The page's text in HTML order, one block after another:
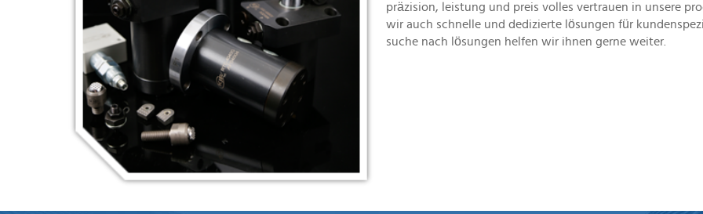
präzision, leistung und preis volles vertrauen in unsere
wir auch schnelle und dedizierte lösungen für
suche nach lösungen helfen wir ihnen gerne weiter.